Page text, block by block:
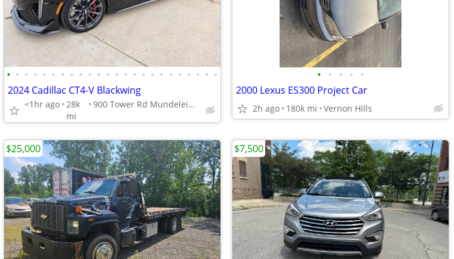
• • • • • • • • • • • • • • • • • • • • • • • •
2024 Cadillac CT4-V Blackwing
<1hr ago 28k
mi
900 Tower Rd Mundelein, IL 60060
• • • • •
2000 Lexus ES300 Project Car
2h ago 180k mi Vernon Hills
$25,000 $7,500